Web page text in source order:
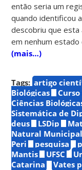
então seria um
quando identificou
descobriu que esta
em nenhum estado
(mais…)
Tags: artigo
Biológicas
Ciências
Sistemática de
deus
LSDip
Natural
Peri
pesquisa
Mantis
UFSC
Catarina
Vates